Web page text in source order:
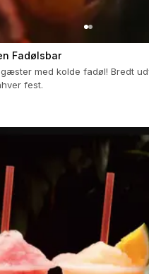
Fadølsbar
med kolde fadøl! Bredt
fest.